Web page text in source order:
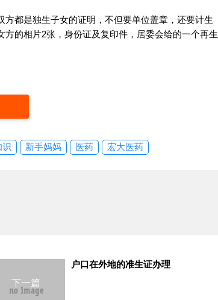
都是独生子女的证明，不但要单位盖章，还要计生
的相片2张，身份证及复印件，居委会给的一个再生
识 新手妈妈 医药 宏大医药
下一篇
户口在外地的准生证办理